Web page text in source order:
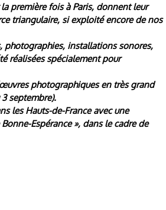
première fois à Paris, donnent leur
triangulaire, si exploité encore de nos
photographies, installations sonores,
réalisées spécialement pour
photographiques en très grand
septembre).
les Hauts-de-France avec une
Espérance », dans le cadre de